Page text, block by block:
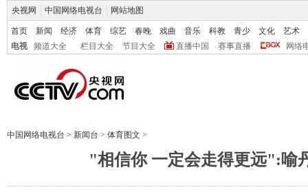
央视网 中国网络电视台 网站地图
首页 新闻 经济 体育 综艺 春晚 戏曲 音乐 科教 青少 文化
艺术
电视
频道大全 栏目大全 节目大全 直播中国 赛事直播 网络
中国网络电视台 > 新闻台 > 体育图文 >
"相信你 一定会走得更远":喻